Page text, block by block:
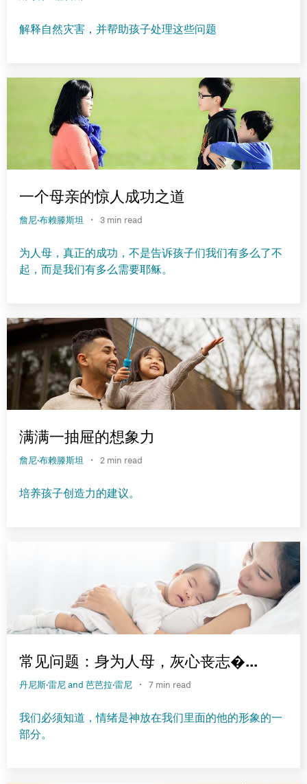
解释自然灾害，并帮助孩子处理这些问题
一个母亲的惊人成功之道
詹尼·布赖滕斯坦 · 3 min read
为人母，真正的成功，不是告诉孩子们我们有多么了不
起，而是我们有多么需要耶稣。
满满一抽屉的想象力
詹尼·布赖滕斯坦 · 2 min read
培养孩子创造力的建议。
常见问题：身为人母，灰心丧志�...
丹尼斯·雷尼 and 芭芭拉·雷尼 · 7 min read
我们必须知道，情绪是神放在我们里面的他的形象的一
部分。